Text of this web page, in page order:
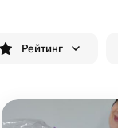
Рейтинг